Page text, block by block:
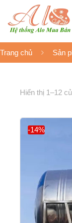
Trang chủ Sản
Hiển thị 1–12
-14%